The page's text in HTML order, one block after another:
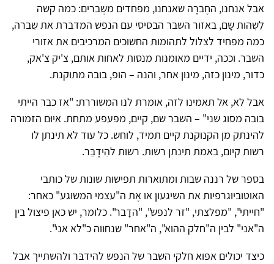
אבל אנחנו, החֶברָה שאנחנו, מפחדים משְברים: כמה קשה
לִשְהות שָם, באזור השבר הבסיסי עם הנפש המדברת את שִברה,
כמה מפחיד לצלול לתהומות החשוכים המרכיבים את אזורי
השבר. וככה, ידיים מאומנות מנסות לאחות אותם, צ'יק צ'אק,
כדור, מינון כזה, מינון אחר, והנה – הופ, בובה מתוקנת.
אבל לא, אל תאמינו לזה, אומרת לנו המשוררת: "אז כבר הייתי
בובה מסוג שני" – השבר שם, קיים, מפעפע מתחת. איוּם הזמורה
להינתק מן הקנוקנת קיים תמיד, לוחש. כל עוד לא תינתן לו
רשות קיום, באמת תינתן רשות. רשות להִידָבֵּר.
בספר של רננה שבות ומתוארות תפישות שונות של כותבי
האוטוביוגרפיות את השיגעון או אֶת ה"עצמי המשוגע" כאחר:
"חייתי", "מפלצתי, "זר לנפש", "הדָבר". כלומר, יש כאן פיצול בין
ה"אני" לבין ה"חלק ההוא", ה"אחר" שנחווה כ"לא אני".
כיצד יכולים אפוא חלקי השבר של הנפש להידבּר ולהשתייך אבל